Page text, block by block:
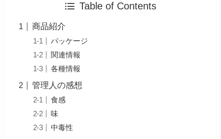
Table of Contents
商品紹介
パッケージ
関連情報
各種情報
管理人の感想
食感
味
中毒性